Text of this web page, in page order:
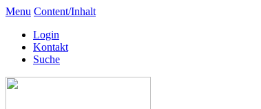
Menu Content/Inhalt
Login
Kontakt
Suche